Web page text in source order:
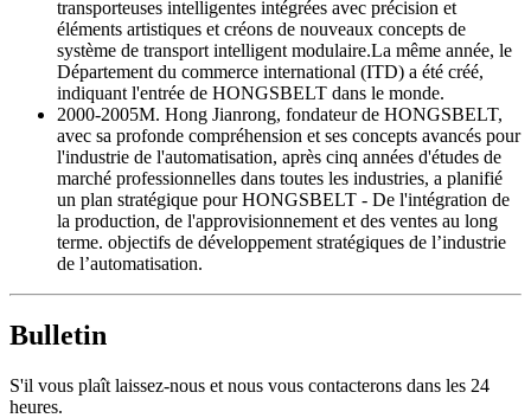
transporteuses intelligentes intégrées avec précision et
éléments artistiques et créons de nouveaux concepts de
système de transport intelligent modulaire.La même année, le
Département du commerce international (ITD) a été créé,
indiquant l'entrée de HONGSBELT dans le monde.
2000-2005M. Hong Jianrong, fondateur de HONGSBELT,
avec sa profonde compréhension et ses concepts avancés pour
l'industrie de l'automatisation, après cinq années d'études de
marché professionnelles dans toutes les industries, a planifié
un plan stratégique pour HONGSBELT - De l'intégration de
la production, de l'approvisionnement et des ventes au long
terme. objectifs de développement stratégiques de l’industrie
de l’automatisation.
Bulletin
S'il vous plaît laissez-nous et nous vous contacterons dans les 24
heures.